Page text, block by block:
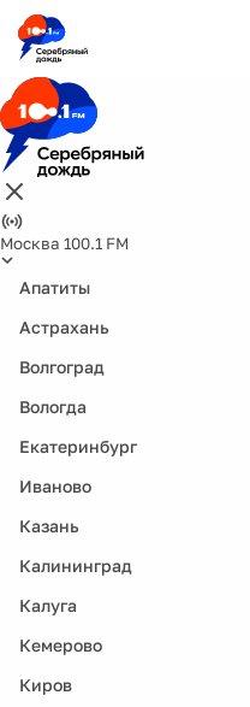
Москва 100.1 FM
Апатиты
Астрахань
Волгоград
Вологда
Екатеринбург
Иваново
Казань
Калининград
Калуга
Кемерово
Киров